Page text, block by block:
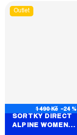
Outlet
1 490 Kč –24 %
ŠORTKY DIRECT
ALPINE WOMEN